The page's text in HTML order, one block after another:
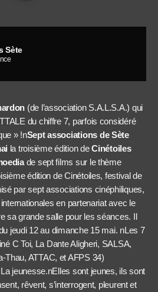
Sète
(de l’association S.A.L.S.A.) qui
du chiffre 7, parfois considéré
» !nSept associations de Sète
la troisième édition deCinétoiles
de sept films sur le thème
édition de Cinétoiles, festival de
par sept associations cinéphiliques,
en partenariat avec le
sa grande salle pour les séances. Il
jeudi 12 au dimanche 15 mai. nLes 7
C Toi, La Dante Aligheri, SALSA,
ATTAC, et AFPS 34)
jeunesse.nElles sont jeunes, ils sont
rêvent, s’interrogent, pleurent et